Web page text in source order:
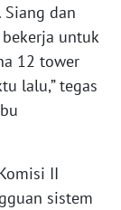
Siang dan
untuk
12 tower
lalu,” tegas
II
sistem